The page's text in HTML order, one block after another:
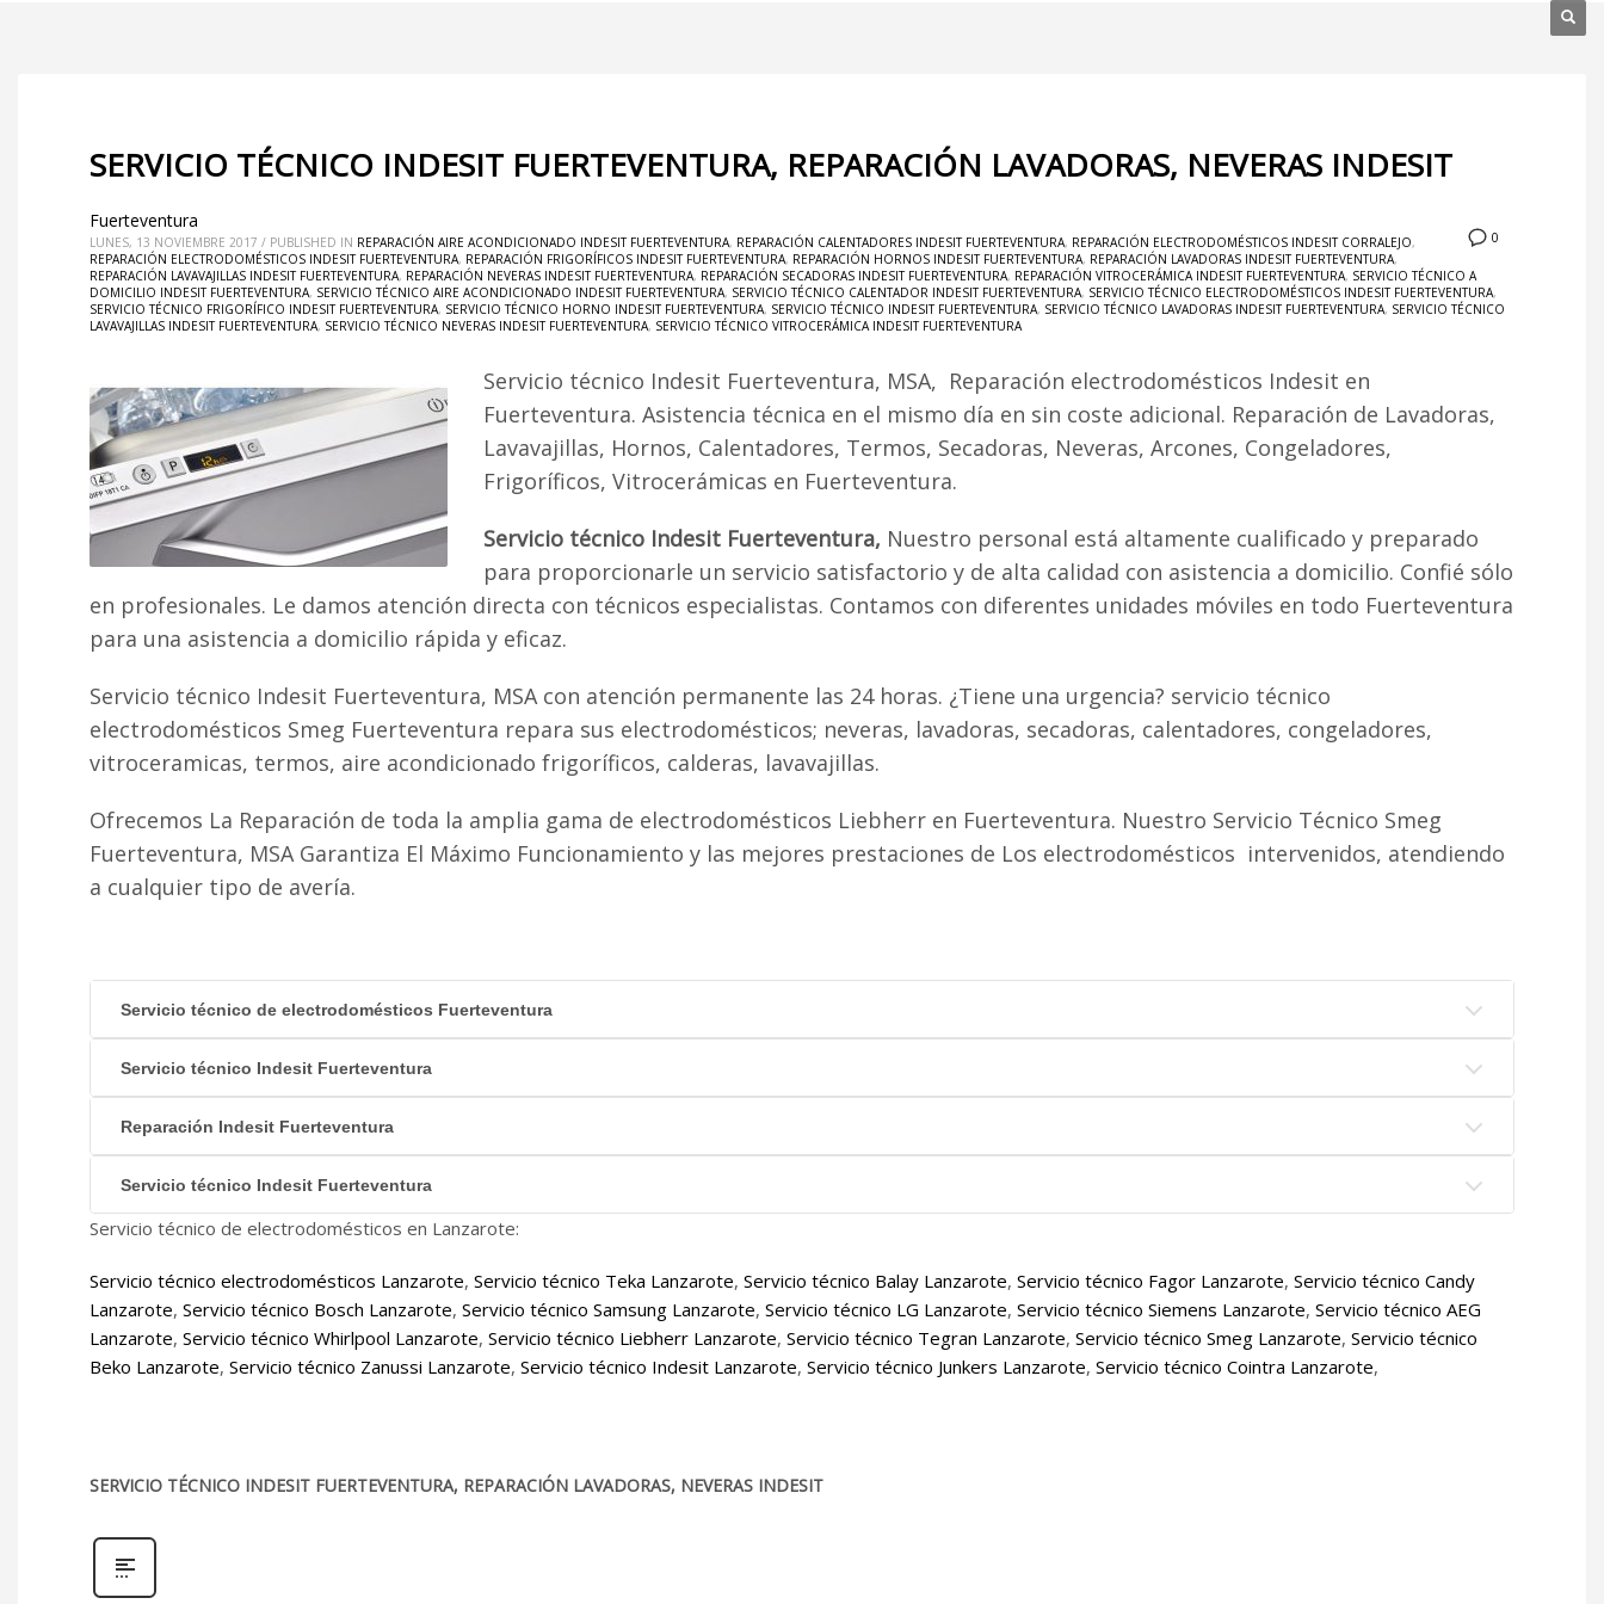
SERVICIO TÉCNICO INDESIT FUERTEVENTURA, REPARACIÓN LAVADORAS, NEVERAS INDESIT
0
Fuerteventura
LUNES, 13 NOVIEMBRE 2017 / PUBLISHED IN REPARACIÓN AIRE ACONDICIONADO INDESIT FUERTEVENTURA, REPARACIÓN CALENTADORES INDESIT FUERTEVENTURA, REPARACIÓN ELECTRODOMÉSTICOS INDESIT CORRALEJO,
REPARACIÓN ELECTRODOMÉSTICOS INDESIT FUERTEVENTURA, REPARACIÓN FRIGORÍFICOS INDESIT FUERTEVENTURA, REPARACIÓN HORNOS INDESIT FUERTEVENTURA, REPARACIÓN LAVADORAS INDESIT FUERTEVENTURA,
REPARACIÓN LAVAVAJILLAS INDESIT FUERTEVENTURA, REPARACIÓN NEVERAS INDESIT FUERTEVENTURA, REPARACIÓN SECADORAS INDESIT FUERTEVENTURA, REPARACIÓN VITROCERÁMICA INDESIT FUERTEVENTURA, SERVICIO TÉCNICO A
DOMICILIO INDESIT FUERTEVENTURA, SERVICIO TÉCNICO AIRE ACONDICIONADO INDESIT FUERTEVENTURA, SERVICIO TÉCNICO CALENTADOR INDESIT FUERTEVENTURA, SERVICIO TÉCNICO ELECTRODOMÉSTICOS INDESIT FUERTEVENTURA,
SERVICIO TÉCNICO FRIGORÍFICO INDESIT FUERTEVENTURA, SERVICIO TÉCNICO HORNO INDESIT FUERTEVENTURA, SERVICIO TÉCNICO INDESIT FUERTEVENTURA, SERVICIO TÉCNICO LAVADORAS INDESIT FUERTEVENTURA, SERVICIO TÉCNICO
LAVAVAJILLAS INDESIT FUERTEVENTURA, SERVICIO TÉCNICO NEVERAS INDESIT FUERTEVENTURA, SERVICIO TÉCNICO VITROCERÁMICA INDESIT FUERTEVENTURA
Servicio técnico Indesit Fuerteventura, MSA, Reparación electrodomésticos Indesit en
Fuerteventura. Asistencia técnica en el mismo día en sin coste adicional. Reparación de Lavadoras,
Lavavajillas, Hornos, Calentadores, Termos, Secadoras, Neveras, Arcones, Congeladores,
Frigoríficos, Vitrocerámicas en Fuerteventura.
Servicio técnico Indesit Fuerteventura, Nuestro personal está altamente cualificado y preparado
para proporcionarle un servicio satisfactorio y de alta calidad con asistencia a domicilio. Confié sólo
en profesionales. Le damos atención directa con técnicos especialistas. Contamos con diferentes unidades móviles en todo Fuerteventura
para una asistencia a domicilio rápida y eficaz.
Servicio técnico Indesit Fuerteventura, MSA con atención permanente las 24 horas. ¿Tiene una urgencia? servicio técnico
electrodomésticos Smeg Fuerteventura repara sus electrodomésticos; neveras, lavadoras, secadoras, calentadores, congeladores,
vitroceramicas, termos, aire acondicionado frigoríficos, calderas, lavavajillas.
Ofrecemos La Reparación de toda la amplia gama de electrodomésticos Liebherr en Fuerteventura. Nuestro Servicio Técnico Smeg
Fuerteventura, MSA Garantiza El Máximo Funcionamiento y las mejores prestaciones de Los electrodomésticos intervenidos, atendiendo
a cualquier tipo de avería.
Servicio técnico de electrodomésticos Fuerteventura
Servicio técnico Indesit Fuerteventura
Reparación Indesit Fuerteventura
Servicio técnico Indesit Fuerteventura
Servicio técnico de electrodomésticos en Lanzarote:
Servicio técnico electrodomésticos Lanzarote, Servicio técnico Teka Lanzarote, Servicio técnico Balay Lanzarote, Servicio técnico Fagor Lanzarote, Servicio técnico Candy
Lanzarote, Servicio técnico Bosch Lanzarote, Servicio técnico Samsung Lanzarote, Servicio técnico LG Lanzarote, Servicio técnico Siemens Lanzarote, Servicio técnico AEG
Lanzarote, Servicio técnico Whirlpool Lanzarote, Servicio técnico Liebherr Lanzarote, Servicio técnico Tegran Lanzarote, Servicio técnico Smeg Lanzarote, Servicio técnico
Beko Lanzarote, Servicio técnico Zanussi Lanzarote, Servicio técnico Indesit Lanzarote, Servicio técnico Junkers Lanzarote, Servicio técnico Cointra Lanzarote,
SERVICIO TÉCNICO INDESIT FUERTEVENTURA, REPARACIÓN LAVADORAS, NEVERAS INDESIT